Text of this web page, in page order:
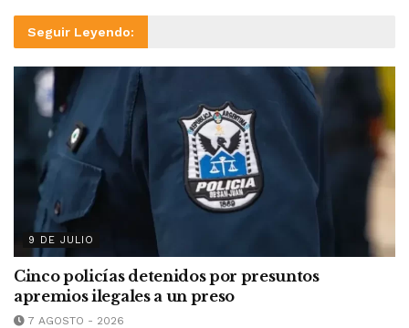
Seguir Leyendo:
9 DE JULIO
Cinco policías detenidos por presuntos
apremios ilegales a un preso
7 AGOSTO - 2026